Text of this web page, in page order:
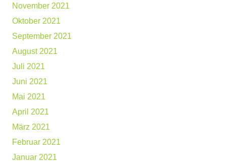
November 2021
Oktober 2021
September 2021
August 2021
Juli 2021
Juni 2021
Mai 2021
April 2021
März 2021
Februar 2021
Januar 2021